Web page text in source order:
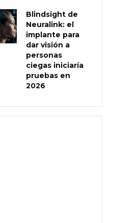
Blindsight de
Neuralink: el
implante para
dar visión a
personas
ciegas iniciaría
pruebas en
2026